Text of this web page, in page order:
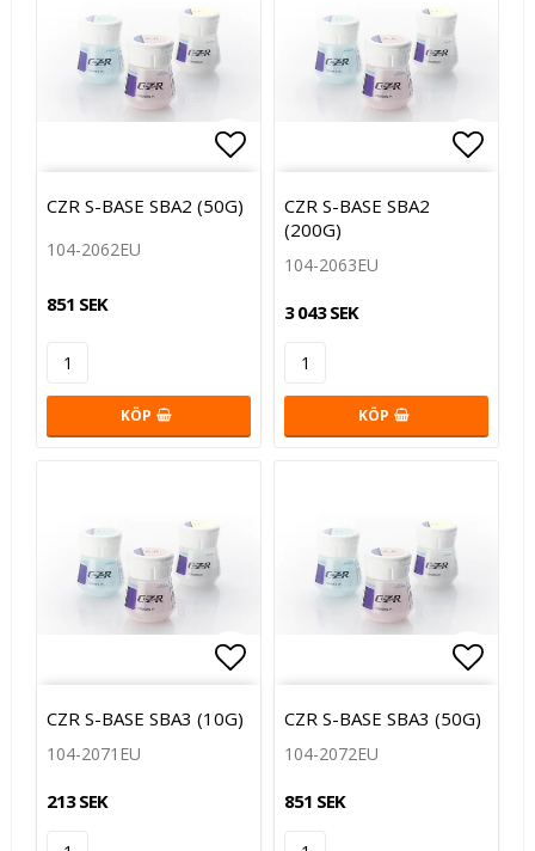
Lägg till i favoritlistan
CZR S-BASE SBA2 (50G)
104-2062EU
851 SEK
KÖP
CZR S-BASE SBA2
(200G)
104-2063EU
3 043 SEK
KÖP
Lägg till i favoritlistan
CZR S-BASE SBA3 (10G)
104-2071EU
213 SEK
Lägg
CZR S-BASE SBA3 (50G)
104-2072EU
851 SEK